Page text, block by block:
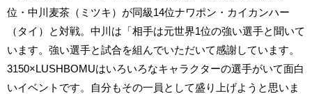
位・中川麦茶（ミツキ）が同級14位ナワポン・カイカンハー
（タイ）と対戦。中川は「相手は元世界1位の強い選手と聞いて
います。強い選手と試合を組んでいただいて感謝しています。
3150×LUSHBOMUはいろいろなキャラクターの選手がいて面白
いイベントです。自分もその一員として盛り上げようと思いま